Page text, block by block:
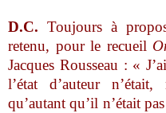
D.C. Toujours à
retenu, pour le recueil
Jacques Rousseau : «
l’état d’auteur
qu’autant qu’il n’était